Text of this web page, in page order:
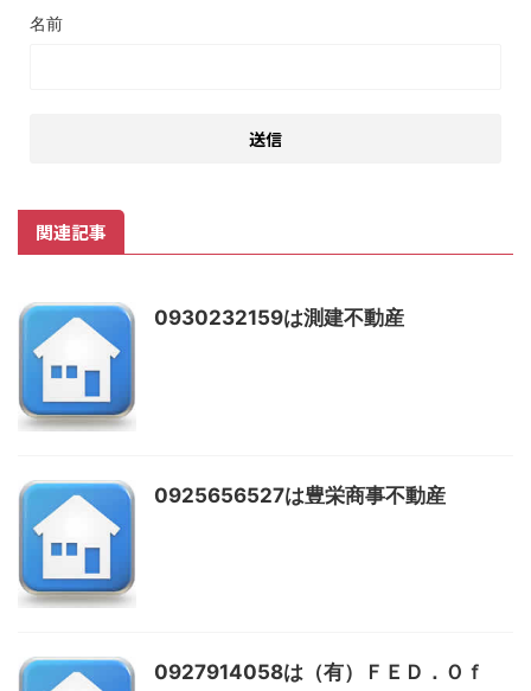
名前
関連記事
0930232159は測建不動産
0925656527は豊栄商事不動産
0927914058は（有）ＦＥＤ．Ｏｆ